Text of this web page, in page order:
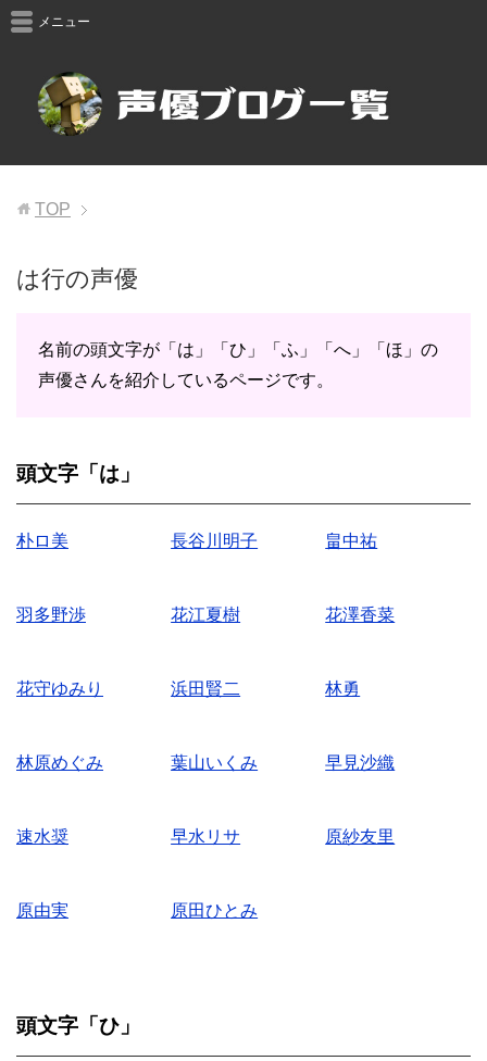
メニュー
TOP
は行の声優
名前の頭文字が「は」「ひ」「ふ」「へ」「ほ」の
声優さんを紹介しているページです。
頭文字「は」
朴ロ美 長谷川明子 畠中祐
羽多野渉 花江夏樹 花澤香菜
花守ゆみり 浜田賢二 林勇
林原めぐみ 葉山いくみ 早見沙織
速水奨 早水リサ 原紗友里
原由実 原田ひとみ
頭文字「ひ」